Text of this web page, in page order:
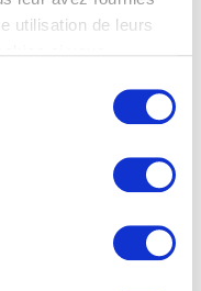
utilisation de leurs